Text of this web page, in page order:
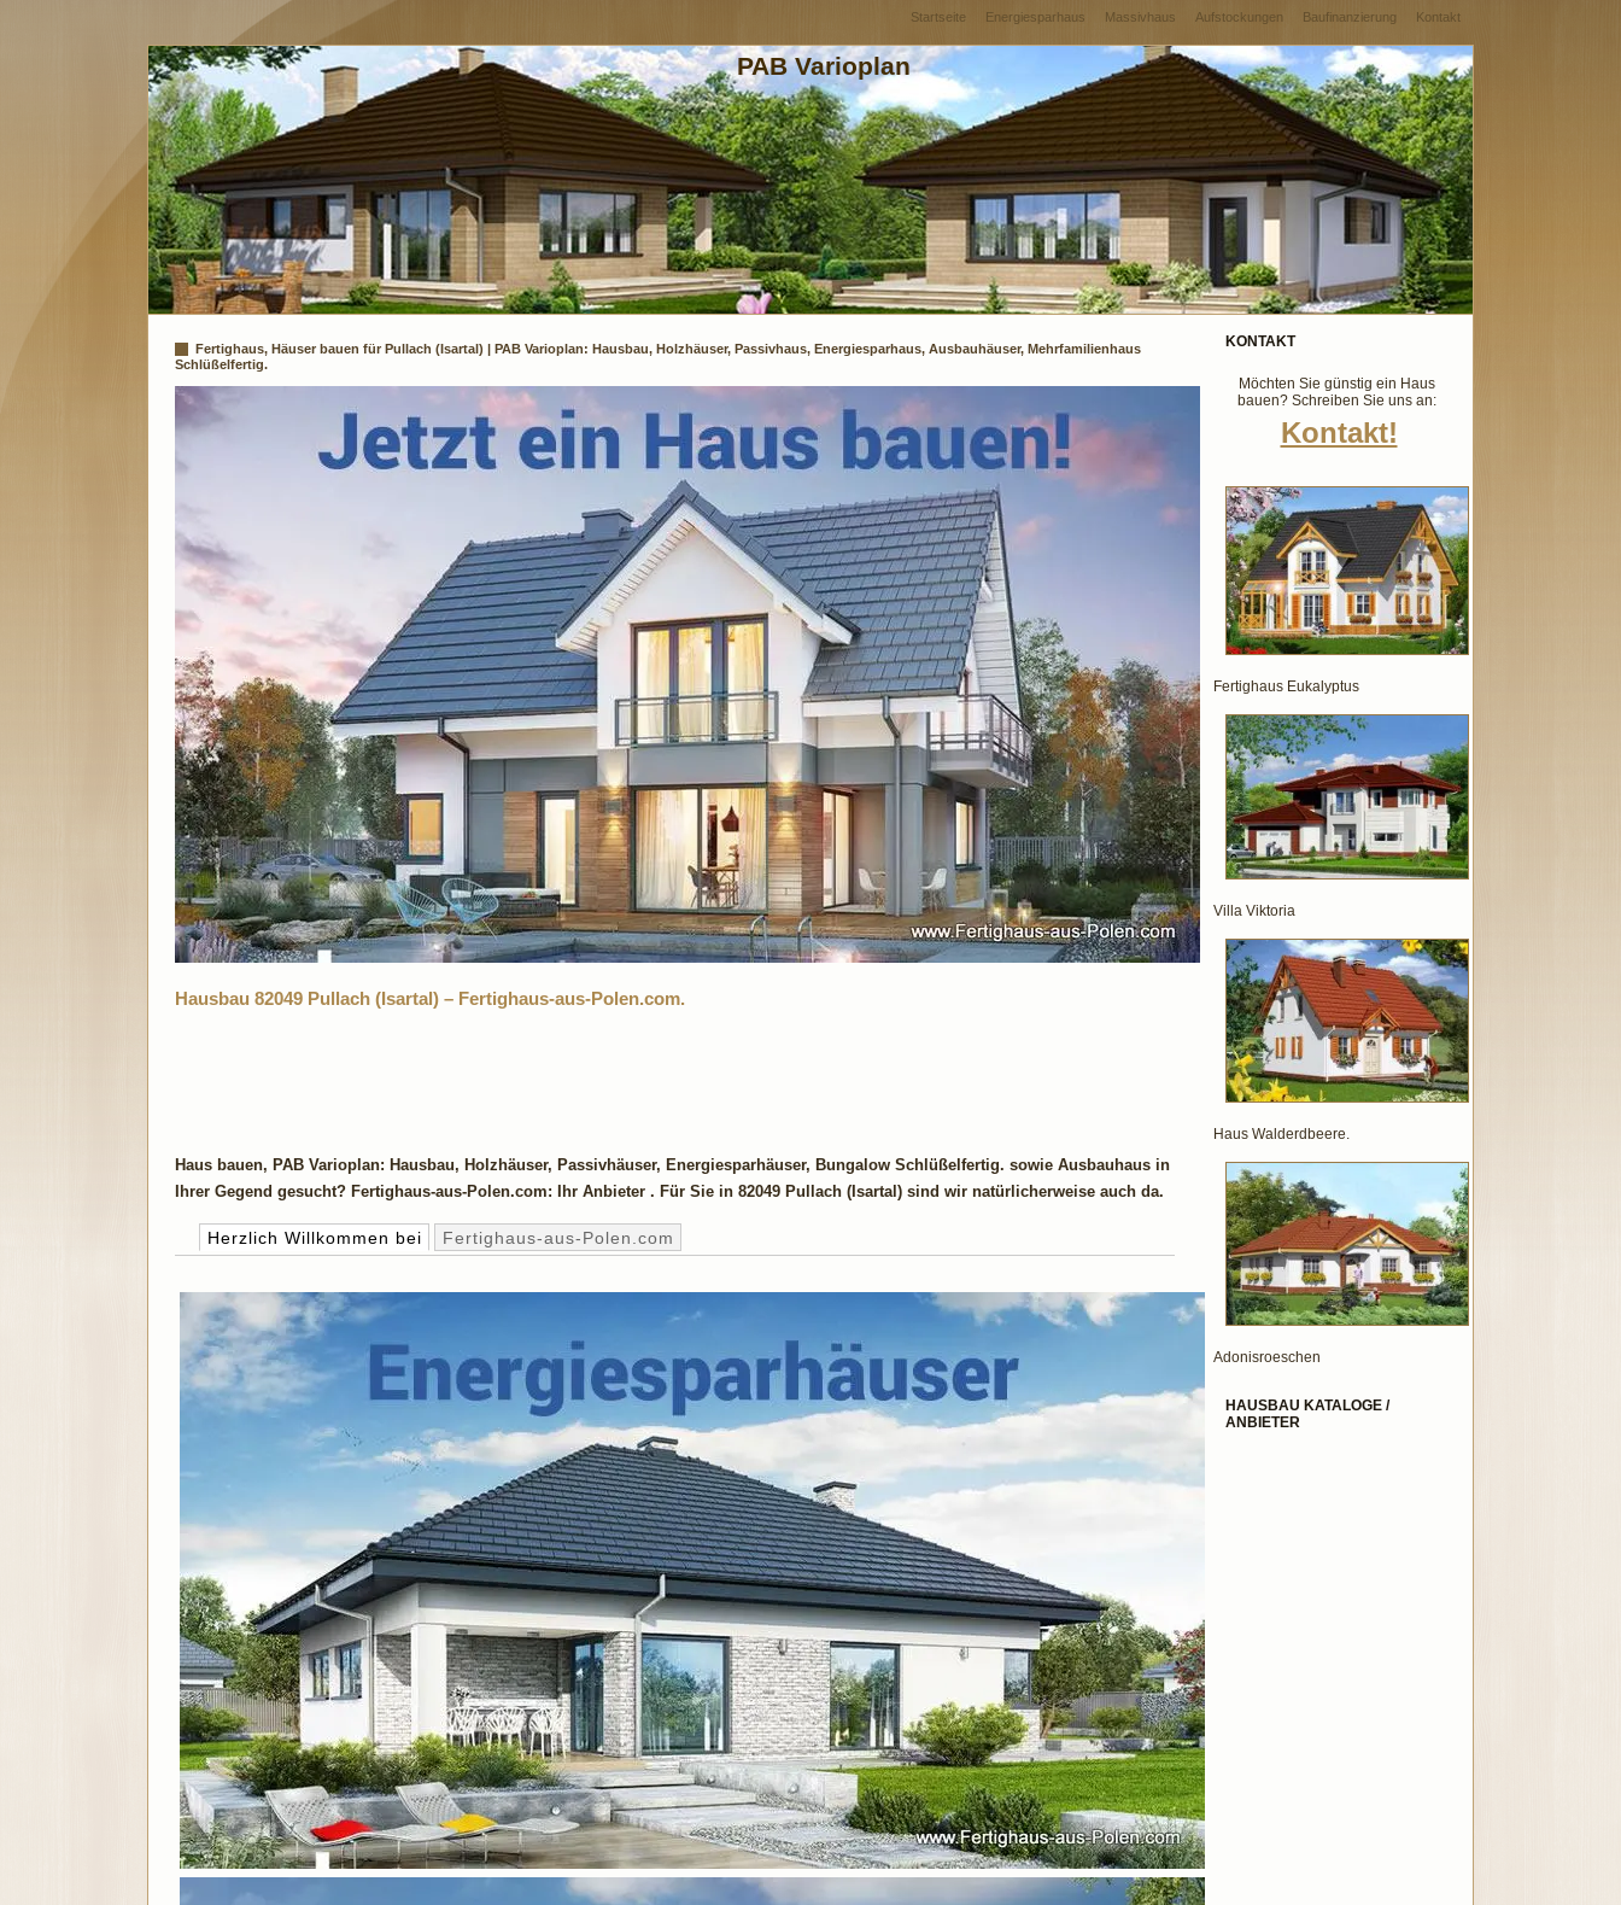
Startseite Energiesparhaus Massivhaus Aufstockungen Baufinanzierung Kontakt
PAB Varioplan
Fertighaus, Häuser bauen für Pullach (Isartal) | PAB Varioplan: Hausbau, Holzhäuser, Passivhaus, Energiesparhaus, Ausbauhäuser, Mehrfamilienhaus
Schlüßelfertig.
Hausbau 82049 Pullach (Isartal) – Fertighaus-aus-Polen.com.
Haus bauen, PAB Varioplan: Hausbau, Holzhäuser, Passivhäuser, Energiesparhäuser, Bungalow Schlüßelfertig. sowie Ausbauhaus in
Ihrer Gegend gesucht? Fertighaus-aus-Polen.com: Ihr Anbieter . Für Sie in 82049 Pullach (Isartal) sind wir natürlicherweise auch da.
Herzlich Willkommen bei Fertighaus-aus-Polen.com
KONTAKT
Möchten Sie günstig ein Haus
bauen? Schreiben Sie uns an:
Kontakt!
Fertighaus Eukalyptus
Villa Viktoria
Haus Walderdbeere.
Adonisroeschen
HAUSBAU KATALOGE /
ANBIETER